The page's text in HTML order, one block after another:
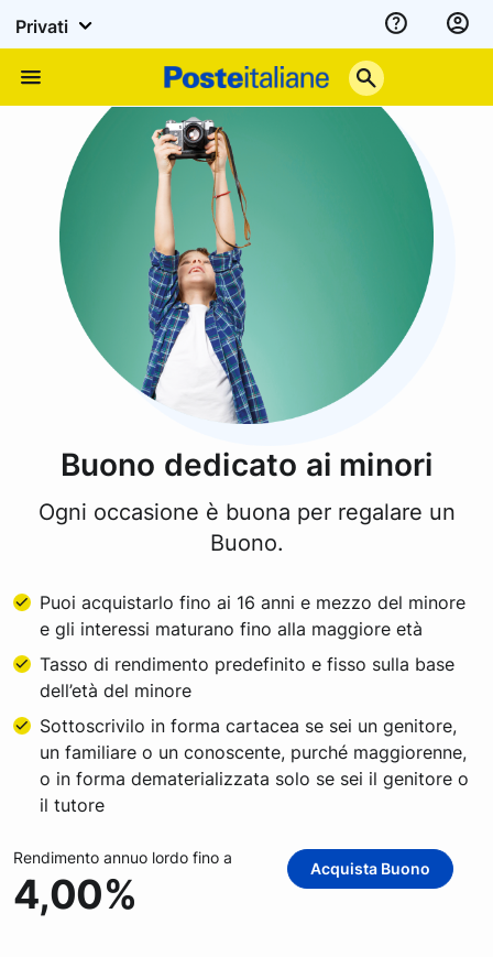
Privati
Assistenza
Italiane
Buono dedicato ai minori
Ogni occasione è buona per regalare un
Buono.
Puoi acquistarlo fino ai 16 anni e mezzo del minore
e gli interessi maturano fino alla maggiore età
Tasso di rendimento predefinito e fisso sulla base
dell’età del minore
Sottoscrivilo in forma cartacea se sei un genitore,
un familiare o un conoscente, purché maggiorenne,
o in forma dematerializzata solo se sei il genitore o
il tutore​ ​
Rendimento annuo lordo fino a
4,00%
Acquista Buono